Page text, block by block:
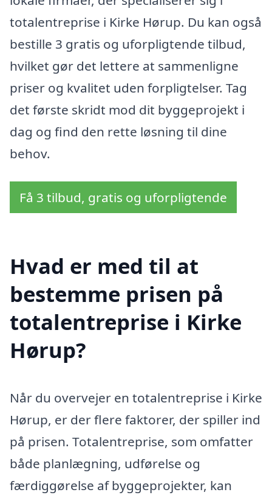
totalentreprise i Kirke Hørup. Du kan også
bestille 3 gratis og uforpligtende tilbud,
hvilket gør det lettere at sammenligne
priser og kvalitet uden forpligtelser. Tag
det første skridt mod dit byggeprojekt i
dag og find den rette løsning til dine
behov.
Få 3 tilbud, gratis og uforpligtende
Hvad er med til at
bestemme prisen på
totalentreprise i Kirke
Hørup?
Når du overvejer en totalentreprise i Kirke
Hørup, er der flere faktorer, der spiller ind
på prisen. Totalentreprise, som omfatter
både planlægning, udførelse og
færdiggørelse af byggeprojekter, kan